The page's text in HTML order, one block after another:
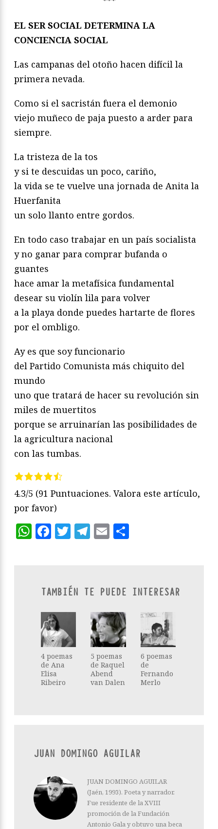
EL SER SOCIAL DETERMINA LA
CONCIENCIA SOCIAL
Las campanas del otoño hacen difícil la
primera nevada.
Como si el sacristán fuera el demonio
viejo muñeco de paja puesto a arder para
siempre.
La tristeza de la tos
y si te descuidas un poco, cariño,
la vida se te vuelve una jornada de Anita la
Huerfanita
un solo llanto entre gordos.
En todo caso trabajar en un país socialista
y no ganar para comprar bufanda o
guantes
hace amar la metafísica fundamental
desear su violín lila para volver
a la playa donde puedes hartarte de flores
por el ombligo.
Ay es que soy funcionario
del Partido Comunista más chiquito del
mundo
uno que tratará de hacer su revolución sin
miles de muertitos
porque se arruinarían las posibilidades de
la agricultura nacional
con las tumbas.
4.3/5 (91 Puntuaciones. Valora este artículo,
por favor)
WhatsApp
Facebook
Twitter
Telegram
Email
TAMBIÉN TE PUEDE INTERESAR
4 poemas
de Ana
Elisa
Ribeiro
5 poemas
de Raquel
Abend
van Dalen
6 poemas
de
Fernando
Merlo
JUAN DOMINGO AGUILAR
JUAN DOMINGO AGUILAR
(Jaén, 1993). Poeta y narrador.
Fue residente de la XVIII
promoción de la Fundación
Antonio Gala y obtuvo una beca